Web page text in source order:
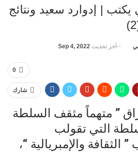
يكتب | إدوارد سعيد ونتائج
آخر تحديث Sep 4, 2022
0
شارك
” متهماً مثقف السلطة
التي تقولب
الثقافة والإمبريالية “،